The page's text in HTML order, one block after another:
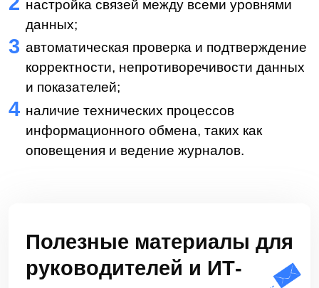
Подписаться
Преимущества
использования
Разработка и интеграция налоговой витрины
необходимы для мониторинга;
налоговые регистры в учетной
системе формируются